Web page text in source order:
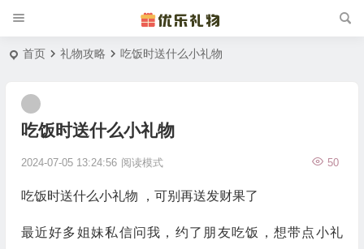
首页 礼物攻略 吃饭时送什么小礼物
吃饭时送什么小礼物
2024-07-05 13:24:56 50
阅读模式
吃饭时送什么小礼物 ，可别再送发财果了
最近好多姐妹私信问我，约了朋友吃饭，想带点小礼